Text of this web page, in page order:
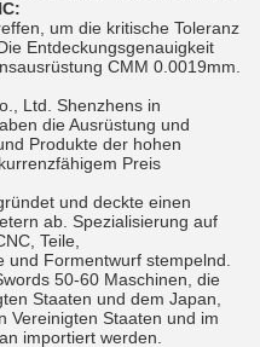
:
um die kritische Toleranz
Entdeckungsgenauigkeit
CMM 0.0019mm.
Ltd. Shenzhens in
die Ausrüstung und
Produkte der hohen
Preis
und deckte einen
ab. Spezialisierung auf
Teile,
und Formentwurf stempelnd.
50-60 Maschinen, die
Staaten und dem Japan,
Vereinigten Staaten und im
importiert werden.